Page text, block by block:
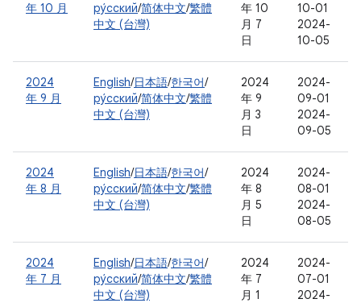
年 10 月
ру́сский/简体中文/繁體
中文 (台灣)
年 10
月 7
日
10-01
2024-
10-05
2024
年 9 月
English/日本語/한국어/
ру́сский/简体中文/繁體
中文 (台灣)
2024
年 9
月 3
日
2024-
09-01
2024-
09-05
2024
年 8 月
English/日本語/한국어/
ру́сский/简体中文/繁體
中文 (台灣)
2024
年 8
月 5
日
2024-
08-01
2024-
08-05
2024
年 7 月
English/日本語/한국어/
ру́сский/简体中文/繁體
中文 (台灣)
2024
年 7
月 1
2024-
07-01
2024-